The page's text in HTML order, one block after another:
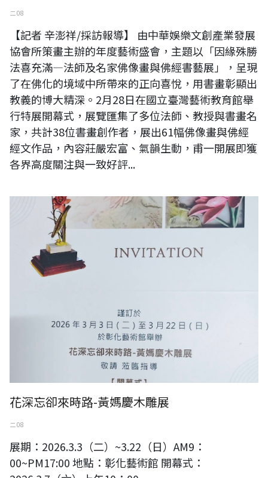
二 08
【記者 辛澎祥/採訪報導】 由中華娛樂文創產業發展
協會所策畫主辦的年度藝術盛會，主題以「因緣殊勝
法喜充滿—法師及名家佛像畫與佛經書藝展」，呈現
了在佛化的境域中所帶來的正向喜悅，用書畫彰顯出
教義的博大精深。2月28日在國立臺灣藝術教育館舉
行特展開幕式，展覽匯集了多位法師、教授與書畫名
家，共計38位書畫創作者，展出61幅佛像畫與佛經
經文作品，內容莊嚴宏富、氣韻生動，甫一開展即獲
各界高度關注與一致好評...
花深忘卻來時路-黃媽慶木雕展
花深忘卻來時路-黃媽慶木雕展
二 08
展期：2026.3.3（二）~3.22（日）AM9：
00~PM17:00 地點：彰化藝術館 開幕式：